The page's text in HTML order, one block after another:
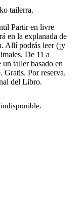
tailerra.
Partir en livre
en la explanada de
Allí podrás leer (¡y
De 11 a
taller basado en
Gratis. Por reserva.
del Libro.